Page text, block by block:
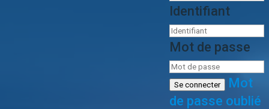
Identifiant
Mot de passe
Se connecter
Mot
de passe oublié